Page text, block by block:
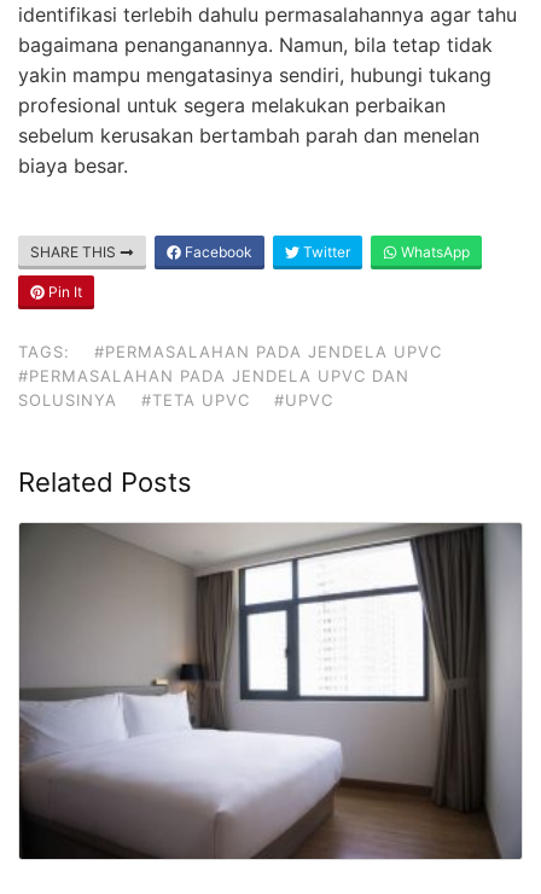
identifikasi terlebih dahulu permasalahannya agar tahu
bagaimana penanganannya. Namun, bila tetap tidak
yakin mampu mengatasinya sendiri, hubungi tukang
profesional untuk segera melakukan perbaikan
sebelum kerusakan bertambah parah dan menelan
biaya besar.
SHARE THIS Facebook Twitter WhatsApp
Pin It
TAGS:
#PERMASALAHAN PADA JENDELA UPVC
#PERMASALAHAN PADA JENDELA UPVC DAN
SOLUSINYA
#TETA UPVC #UPVC
Related Posts